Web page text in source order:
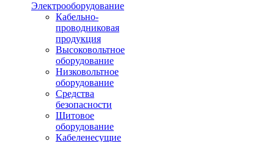
Электрооборудование
Кабельно-
проводниковая
продукция
Высоковольтное
оборудование
Низковольтное
оборудование
Средства
безопасности
Щитовое
оборудование
Кабеленесущие